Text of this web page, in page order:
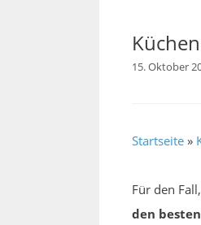
15. Oktober
Startseite »
Für den
den